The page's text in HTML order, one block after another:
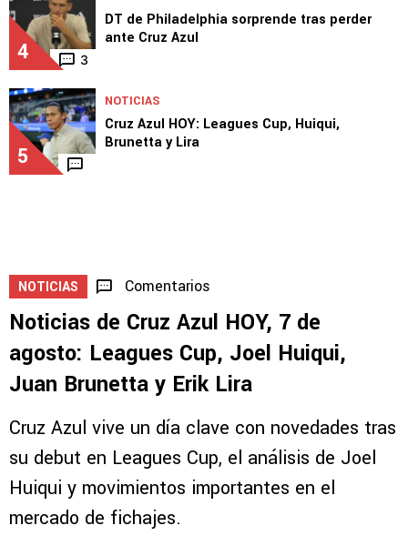
4 3
DT de Philadelphia sorprende tras perder
ante Cruz Azul
5
NOTICIAS
Cruz Azul HOY: Leagues Cup, Huiqui,
Brunetta y Lira
NOTICIAS Comentarios
Noticias de Cruz Azul HOY, 7 de
agosto: Leagues Cup, Joel Huiqui,
Juan Brunetta y Erik Lira
Cruz Azul vive un día clave con novedades tras
su debut en Leagues Cup, el análisis de Joel
Huiqui y movimientos importantes en el
mercado de fichajes.